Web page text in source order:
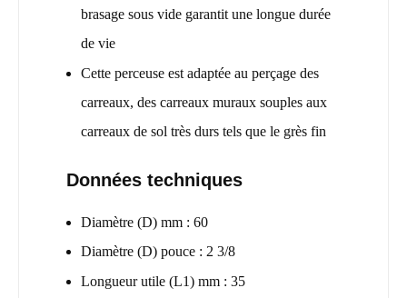
brasage sous vide garantit une longue durée
de vie
Cette perceuse est adaptée au perçage des
carreaux, des carreaux muraux souples aux
carreaux de sol très durs tels que le grès fin
Données techniques
Diamètre (D) mm : 60
Diamètre (D) pouce : 2 3/8
Longueur utile (L1) mm : 35